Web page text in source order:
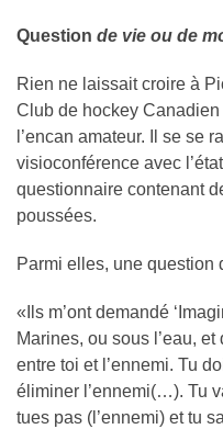
— Canadian Hockey
Question de vie ou de
Rien ne laissait croire à
Club de hockey
l’encan amateur. Il se se
visioconférence avec
questionnaire contenant
poussées.
Parmi elles, une question
«Ils m’ont demandé
Marines, ou sous l’eau,
entre toi et l’ennemi. Tu
éliminer l’ennemi(…). Tu
tues pas (l’ennemi) et tu